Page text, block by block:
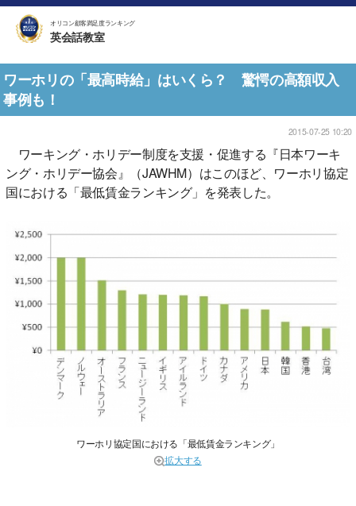
オリコン顧客満足度ランキング
英会話教室
ワーホリの「最高時給」はいくら？ 驚愕の高額収入
事例も！
2015-07-25 10:20
ワーキング・ホリデー制度を支援・促進する『日本ワーキ
ング・ホリデー協会』（JAWHM）はこのほど、ワーホリ協定
国における「最低賃金ランキング」を発表した。
ワーホリ協定国における「最低賃金ランキング」
拡大する